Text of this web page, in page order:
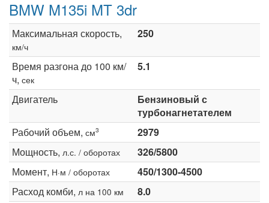
BMW M135i MT 3dr
Максимальная скорость,
км/ч
250
Время разгона до 100 км/
ч, сек
5.1
Двигатель
Бензиновый с
турбонагнетателем
Рабочий объем, см3
2979
Мощность, л.с. / оборотах
326/5800
Момент, Н·м / оборотах
450/1300-4500
Расход комби, л на 100 км
8.0